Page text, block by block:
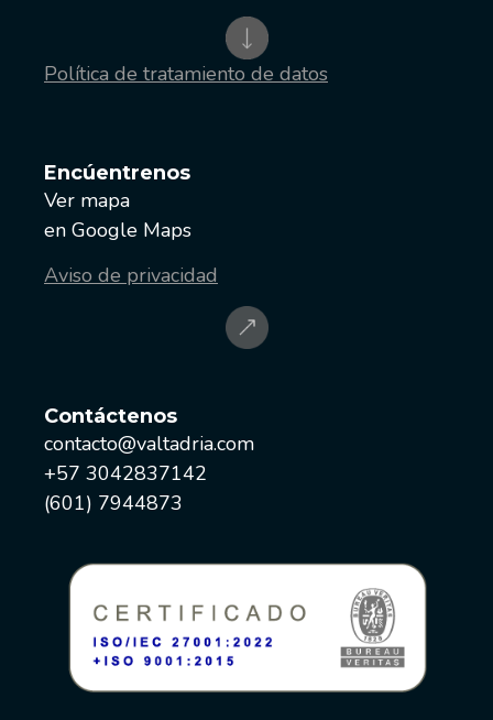
Política de tratamiento de datos
Encúentrenos
Ver mapa
en Google Maps
Aviso de privacidad
Contáctenos
contacto@valtadria.com
+57 3042837142
(601) 7944873